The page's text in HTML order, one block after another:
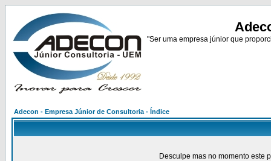
"Ser uma empresa júnior que
Adecon - Empresa Júnior de Consultoria - Índice
Desculpe mas no momento este